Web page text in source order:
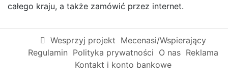
całego kraju, a także zamówić przez internet.
Wesprzyj projekt Mecenasi/Wspierający
Regulamin Polityka prywatności O nas Reklama
Kontakt i konto bankowe